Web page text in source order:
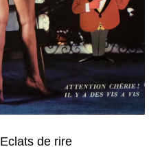
Eclats de rire